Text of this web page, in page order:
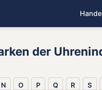
der
N O P Q R S